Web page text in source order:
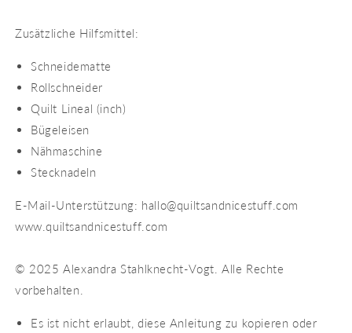
Zusätzliche Hilfsmittel:
Schneidematte
Rollschneider
Quilt Lineal (inch)
Bügeleisen
Nähmaschine
Stecknadeln
E-Mail-Unterstützung: hallo@quiltsandnicestuff.com
www.quiltsandnicestuff.com
© 2025 Alexandra Stahlknecht-Vogt. Alle Rechte
vorbehalten.
Es ist nicht erlaubt, diese Anleitung zu kopieren oder